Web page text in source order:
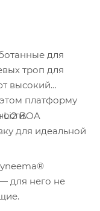
для
троп для
высокий
платформу
BOA
для идеальной
для него не